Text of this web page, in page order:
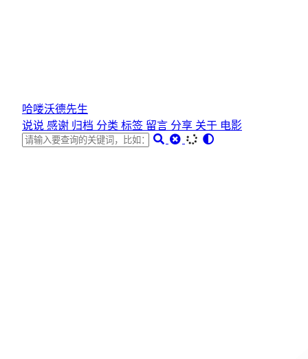
哈喽沃德先生
说说 感谢 归档 分类 标签 留言 分享 关于 电影